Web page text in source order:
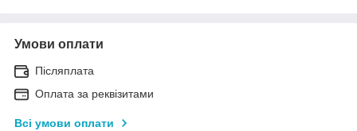
Умови оплати
Післяплата
Оплата за реквізитами
Всі умови оплати